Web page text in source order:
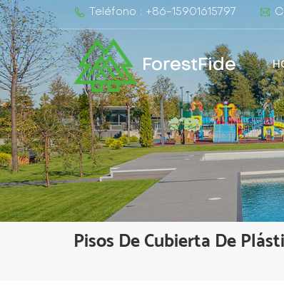
Teléfono : +86-15901615797
ForestFide
Pisos De Cubierta De